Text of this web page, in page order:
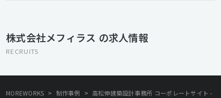
激しあえる人材を募集しています。
株式会社メフィラス の求人情報
RECRUITS
MOREWORKS > 制作事例 > 高松伸建築設計事務所 コーポレートサイト -